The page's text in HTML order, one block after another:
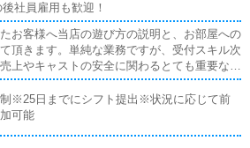
社員雇用も歓迎！
お客様へ当店の遊び方の説明と、お部屋への
頂きます。単純な業務ですが、受付スキル次
上やキャストの安全に関わるとても重要な役
スタッフからの指導の元、始めていただける
ださい。
※25日までにシフト提出※状況に応じて前
可能